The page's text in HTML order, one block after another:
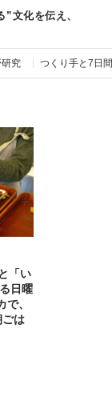
文化を伝え、
究 つくり手と7日間
「い
日曜
、
ごは